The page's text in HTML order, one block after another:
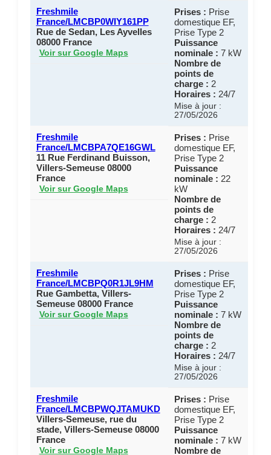
Freshmile
France/LMCBP0WIY161PP
Rue de Sedan, Les Ayvelles
08000 France
Voir sur Google Maps
Prises : Prise
domestique EF,
Prise Type 2
Puissance
nominale : 7 kW
Nombre de
points de
charge : 2
Horaires : 24/7
Mise à jour :
27/05/2026
Freshmile
France/LMCBPA7QE16GWL
11 Rue Ferdinand Buisson,
Villers-Semeuse 08000
France
Voir sur Google Maps
Prises : Prise
domestique EF,
Prise Type 2
Puissance
nominale : 22
kW
Nombre de
points de
charge : 2
Horaires : 24/7
Mise à jour :
27/05/2026
Freshmile
France/LMCBPQ0R1JL9HM
Rue Gambetta, Villers-
Semeuse 08000 France
Voir sur Google Maps
Prises : Prise
domestique EF,
Prise Type 2
Puissance
nominale : 7 kW
Nombre de
points de
charge : 2
Horaires : 24/7
Mise à jour :
27/05/2026
Freshmile
France/LMCBPWQJTAMUKD
Villers-Semeuse, rue du
stade, Villers-Semeuse 08000
France
Voir sur Google Maps
Prises : Prise
domestique EF,
Prise Type 2
Puissance
nominale : 7 kW
Nombre de